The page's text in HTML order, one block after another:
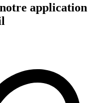
notre application